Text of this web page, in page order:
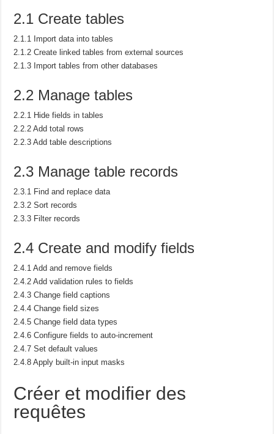
2.1 Create tables
2.1.1 Import data into tables
2.1.2 Create linked tables from external sources
2.1.3 Import tables from other databases
2.2 Manage tables
2.2.1 Hide fields in tables
2.2.2 Add total rows
2.2.3 Add table descriptions
2.3 Manage table records
2.3.1 Find and replace data
2.3.2 Sort records
2.3.3 Filter records
2.4 Create and modify fields
2.4.1 Add and remove fields
2.4.2 Add validation rules to fields
2.4.3 Change field captions
2.4.4 Change field sizes
2.4.5 Change field data types
2.4.6 Configure fields to auto-increment
2.4.7 Set default values
2.4.8 Apply built-in input masks
Créer et modifier des
requêtes